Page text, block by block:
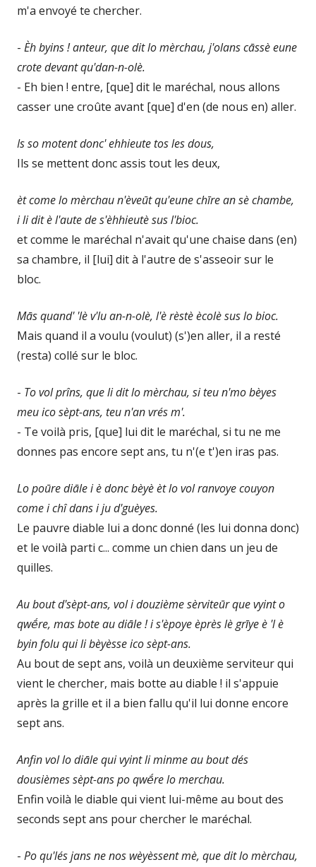
m'a envoyé te chercher.
- Èh byins ! anteur, que dit lo mèrchau, j'olans cāssè eune
crote devant qu'dan-n-olè.
- Eh bien ! entre, [que] dit le maréchal, nous allons
casser une croûte avant [que] d'en (de nous en) aller.
Is so motent donc' ehhieute tos les dous,
Ils se mettent donc assis tout les deux,
èt come lo mèrchau n'èveūt qu'eune chīre an sè chambe,
i li dit è l'aute de s'èhhieutè sus l'bioc.
et comme le maréchal n'avait qu'une chaise dans (en)
sa chambre, il [lui] dit à l'autre de s'asseoir sur le
bloc.
Mās quand' 'lè v'lu an-n-olè, l'è rèstè ècolè sus lo bioc.
Mais quand il a voulu (voulut) (s')en aller, il a resté
(resta) collé sur le bloc.
- To vol prîns, que li dit lo mèrchau, si teu n'mo bèyes
meu ico sèpt-ans, teu n'an vrés m'.
- Te voilà pris, [que] lui dit le maréchal, si tu ne me
donnes pas encore sept ans, tu n'(e t')en iras pas.
Lo poūre diāle i è donc bèyè èt lo vol ranvoye couyon
come i chî dans i ju d'guèyes.
Le pauvre diable lui a donc donné (les lui donna donc)
et le voilà parti c... comme un chien dans un jeu de
quilles.
Au bout d'sèpt-ans, vol i douzième sèrviteūr que vyint o
qwḗre, mas bote au diāle ! i s'èpoye èprès lè grīye è 'l è
byin folu qui li bèyèsse ico sèpt-ans.
Au bout de sept ans, voilà un deuxième serviteur qui
vient le chercher, mais botte au diable ! il s'appuie
après la grille et il a bien fallu qu'il lui donne encore
sept ans.
Anfin vol lo diāle qui vyint li minme au bout dés
dousièmes sèpt-ans po qwḗre lo merchau.
Enfin voilà le diable qui vient lui-même au bout des
seconds sept ans pour chercher le maréchal.
- Po qu'lés jans ne nos wèyèssent mè, que dit lo mèrchau,